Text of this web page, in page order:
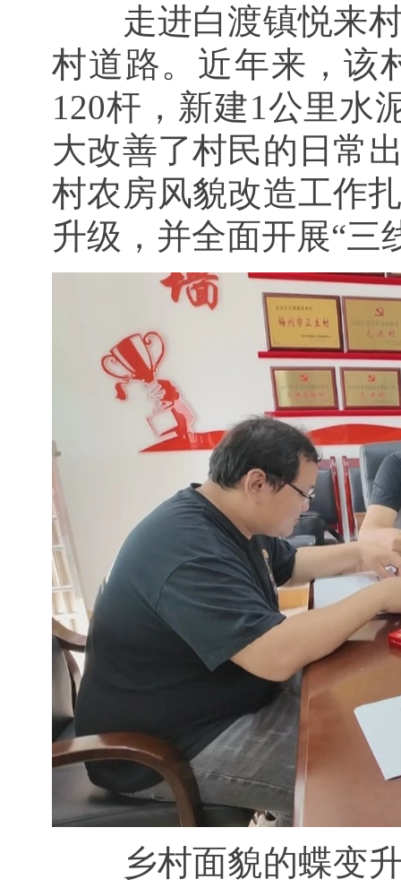
走进白渡镇悦来
村道路。近年来，该
120杆，新建1公里水
大改善了村民的日常
村农房风貌改造工作
升级，并全面开展“三
乡村面貌的蝶变